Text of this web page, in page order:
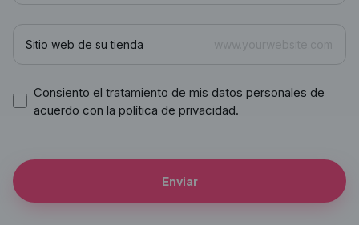
Sitio web de su tienda
Consiento el tratamiento de mis datos personales de
acuerdo con la política de privacidad.
Enviar